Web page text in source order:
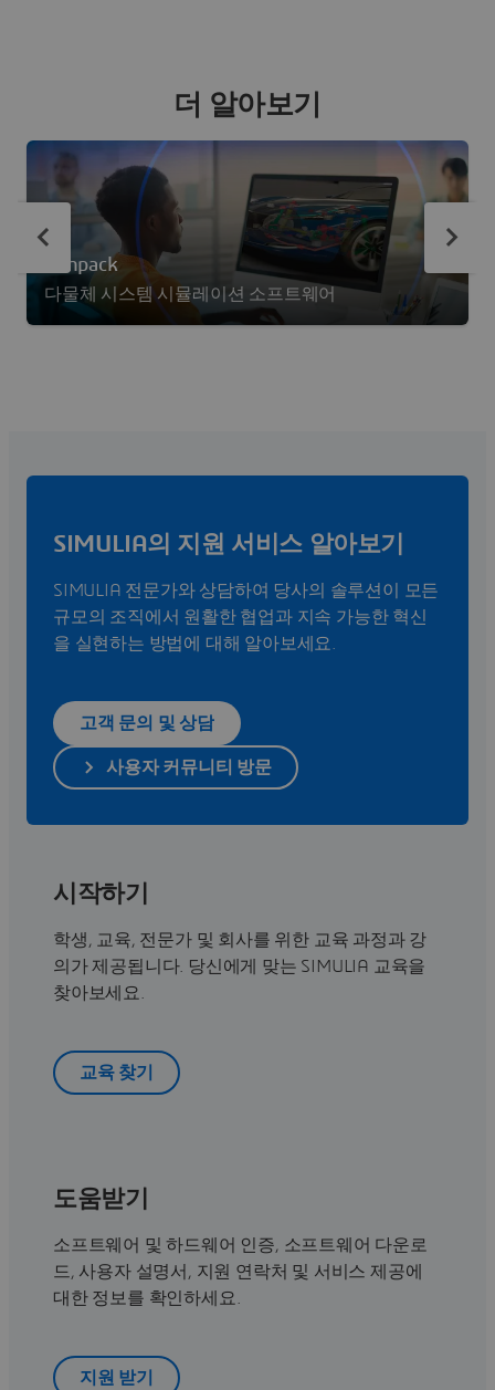
더 알아보기
Simpack
다물체 시스템 시뮬레이션 소프트웨어
SIMULIA의 지원 서비스 알아보기
SIMULIA 전문가와 상담하여 당사의 솔루션이 모든
규모의 조직에서 원활한 협업과 지속 가능한 혁신
을 실현하는 방법에 대해 알아보세요.
고객 문의 및 상담
사용자 커뮤니티 방문
시작하기
학생, 교육, 전문가 및 회사를 위한 교육 과정과 강
의가 제공됩니다. 당신에게 맞는 SIMULIA 교육을
찾아보세요.
교육 찾기
도움받기
소프트웨어 및 하드웨어 인증, 소프트웨어 다운로
드, 사용자 설명서, 지원 연락처 및 서비스 제공에
대한 정보를 확인하세요.
지원 받기